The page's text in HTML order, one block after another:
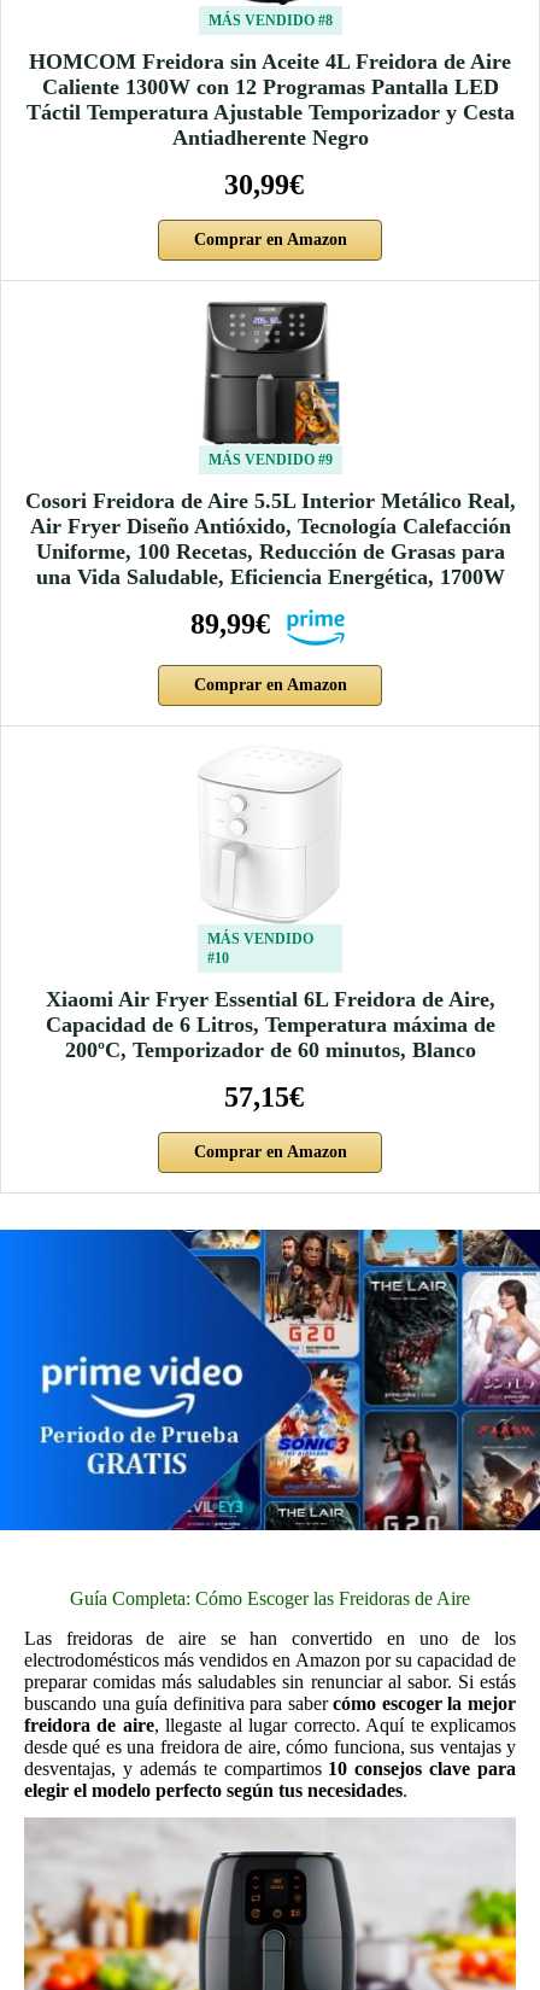
MÁS VENDIDO #8
HOMCOM Freidora sin Aceite 4L Freidora de Aire
Caliente 1300W con 12 Programas Pantalla LED
Táctil Temperatura Ajustable Temporizador y Cesta
Antiadherente Negro
30,99€
Comprar en Amazon
MÁS VENDIDO #9
Cosori Freidora de Aire 5.5L Interior Metálico Real,
Air Fryer Diseño Antióxido, Tecnología Calefacción
Uniforme, 100 Recetas, Reducción de Grasas para
una Vida Saludable, Eficiencia Energética, 1700W
89,99€
Comprar en Amazon
MÁS VENDIDO
#10
Xiaomi Air Fryer Essential 6L Freidora de Aire,
Capacidad de 6 Litros, Temperatura máxima de
200ºC, Temporizador de 60 minutos, Blanco
57,15€
Comprar en Amazon
Guía Completa: Cómo Escoger las Freidoras de Aire
Las freidoras de aire se han convertido en uno de los
electrodomésticos más vendidos en Amazon por su capacidad de
preparar comidas más saludables sin renunciar al sabor. Si estás
buscando una guía definitiva para sabercómo escoger la mejor
freidora de aire, llegaste al lugar correcto. Aquí te explicamos
desde qué es una freidora de aire, cómo funciona, sus ventajas y
desventajas, y además te compartimos 10 consejos clave para
elegir el modelo perfecto según tus necesidades.